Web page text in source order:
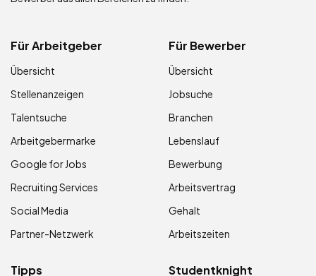
Für Arbeitgeber
Übersicht
Stellenanzeigen
Talentsuche
Arbeitgebermarke
Google for Jobs
Recruiting Services
Social Media
Partner-Netzwerk
Für Bewerber
Übersicht
Jobsuche
Branchen
Lebenslauf
Bewerbung
Arbeitsvertrag
Gehalt
Arbeitszeiten
Tipps Studentknight